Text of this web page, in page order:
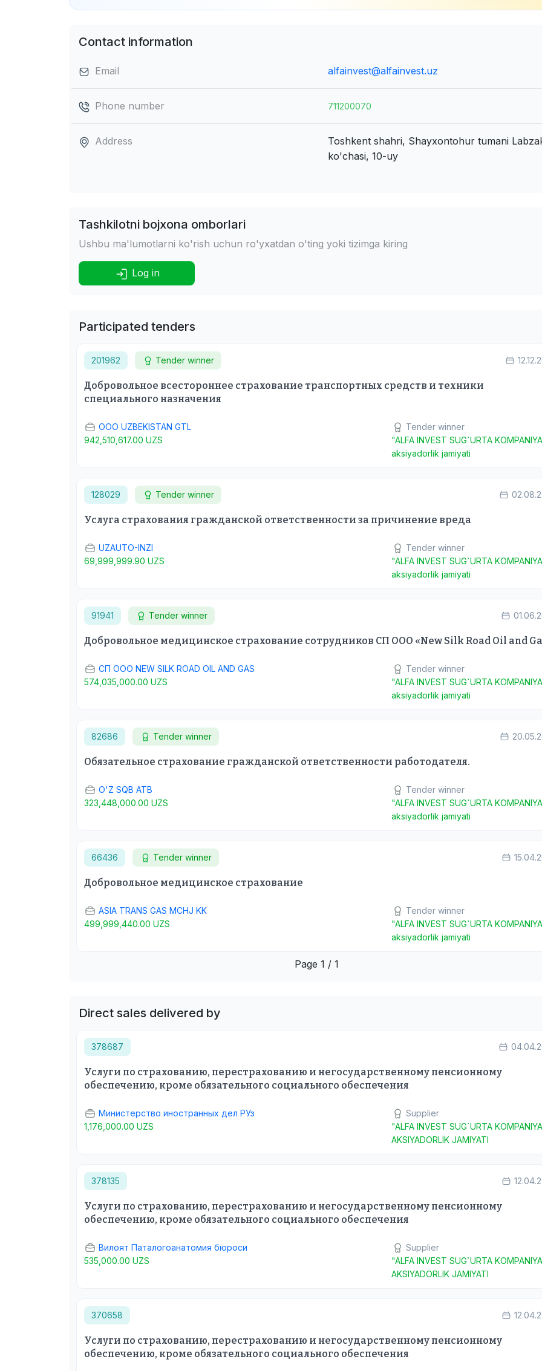
Contact information
Email alfainvest@alfainvest.uz
Phone number 711200070
Address Toshkent shahri, Shayxontohur tumani
ko'chasi, 10-uy
Tashkilotni bojxona omborlari
Ushbu ma'lumotlarni ko'rish uchun ro'yxatdan o'ting yoki tizimga kiring
Log in
Participated tenders
201962 Tender winner
Добровольное всестороннее страхование транспортных средств и техники
специального назначения
ООО UZBEKISTAN GTL
942,510,617.00 UZS
Tender winner
"ALFA INVEST SUG`URTA
aksiyadorlik jamiyati
128029 Tender winner
Услуга страхования гражданской ответственности за причинение вреда
UZAUTO-INZI
69,999,999.90 UZS
Tender winner
"ALFA INVEST SUG`URTA
aksiyadorlik jamiyati
91941 Tender winner
Добровольное медицинское страхование сотрудников СП ООО «New Silk Road Oil and
СП ООО NEW SILK ROAD OIL AND GAS
574,035,000.00 UZS
Tender winner
"ALFA INVEST SUG`URTA
aksiyadorlik jamiyati
82686 Tender winner
Обязательное страхование гражданской ответственности работодателя.
O'Z SQB ATB
323,448,000.00 UZS
Tender winner
"ALFA INVEST SUG`URTA
aksiyadorlik jamiyati
66436 Tender winner
Добровольное медицинское страхование
ASIA TRANS GAS MCHJ KK
499,999,440.00 UZS
Tender winner
"ALFA INVEST SUG`URTA
aksiyadorlik jamiyati
Page 1 / 1
Direct sales delivered by
378687
Услуги по страхованию, перестрахованию и негосударственному пенсионному
обеспечению, кроме обязательного социального обеспечения
Министерство иностранных дел РУз
1,176,000.00 UZS
Supplier
"ALFA INVEST SUG`URTA
AKSIYADORLIK JAMIYATI
378135
Услуги по страхованию, перестрахованию и негосударственному пенсионному
обеспечению, кроме обязательного социального обеспечения
Вилоят Паталогоанатомия бюроси
535,000.00 UZS
Supplier
"ALFA INVEST SUG`URTA
AKSIYADORLIK JAMIYATI
370658
Услуги по страхованию, перестрахованию и негосударственному пенсионному
обеспечению, кроме обязательного социального обеспечения